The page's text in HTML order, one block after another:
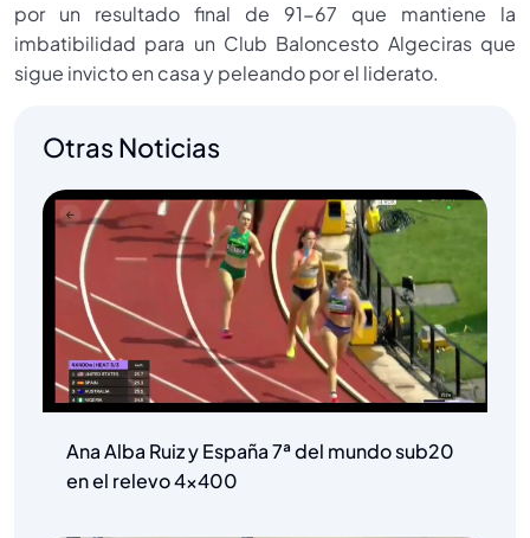
por un resultado final de 91-67 que mantiene la
imbatibilidad para un Club Baloncesto Algeciras que
sigue invicto en casa y peleando por el liderato.
Otras Noticias
Ana Alba Ruiz y España 7ª del mundo sub20
en el relevo 4×400